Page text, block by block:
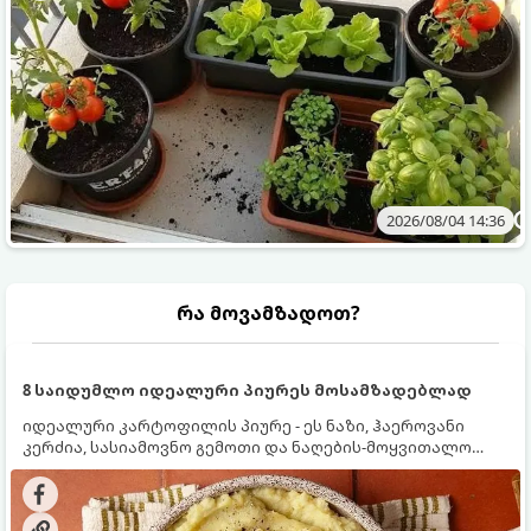
2026/08/04 14:36
რა მოვამზადოთ?
8 საიდუმლო იდეალური პიურეს მოსამზადებლად
იდეალური კარტოფილის პიურე - ეს ნაზი, ჰაეროვანი
კერძია, სასიამოვნო გემოთი და ნაღების-მოყვითალო
ფერით. მისი მომზადება ძალიან მარტივია, მაგრამ
არსებობს რამდენიმე საიდუმლო, რომლებიც უნდა
იცოდეთ, რომ პიურე იდეალურად გემრიელი გამოვიდეს.